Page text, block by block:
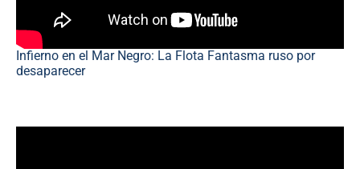
Infierno en el Mar Negro: La Flota Fantasma ruso por
desaparecer